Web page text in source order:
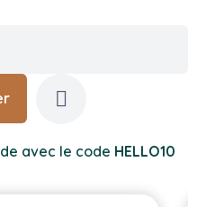
avec le code HELLO10